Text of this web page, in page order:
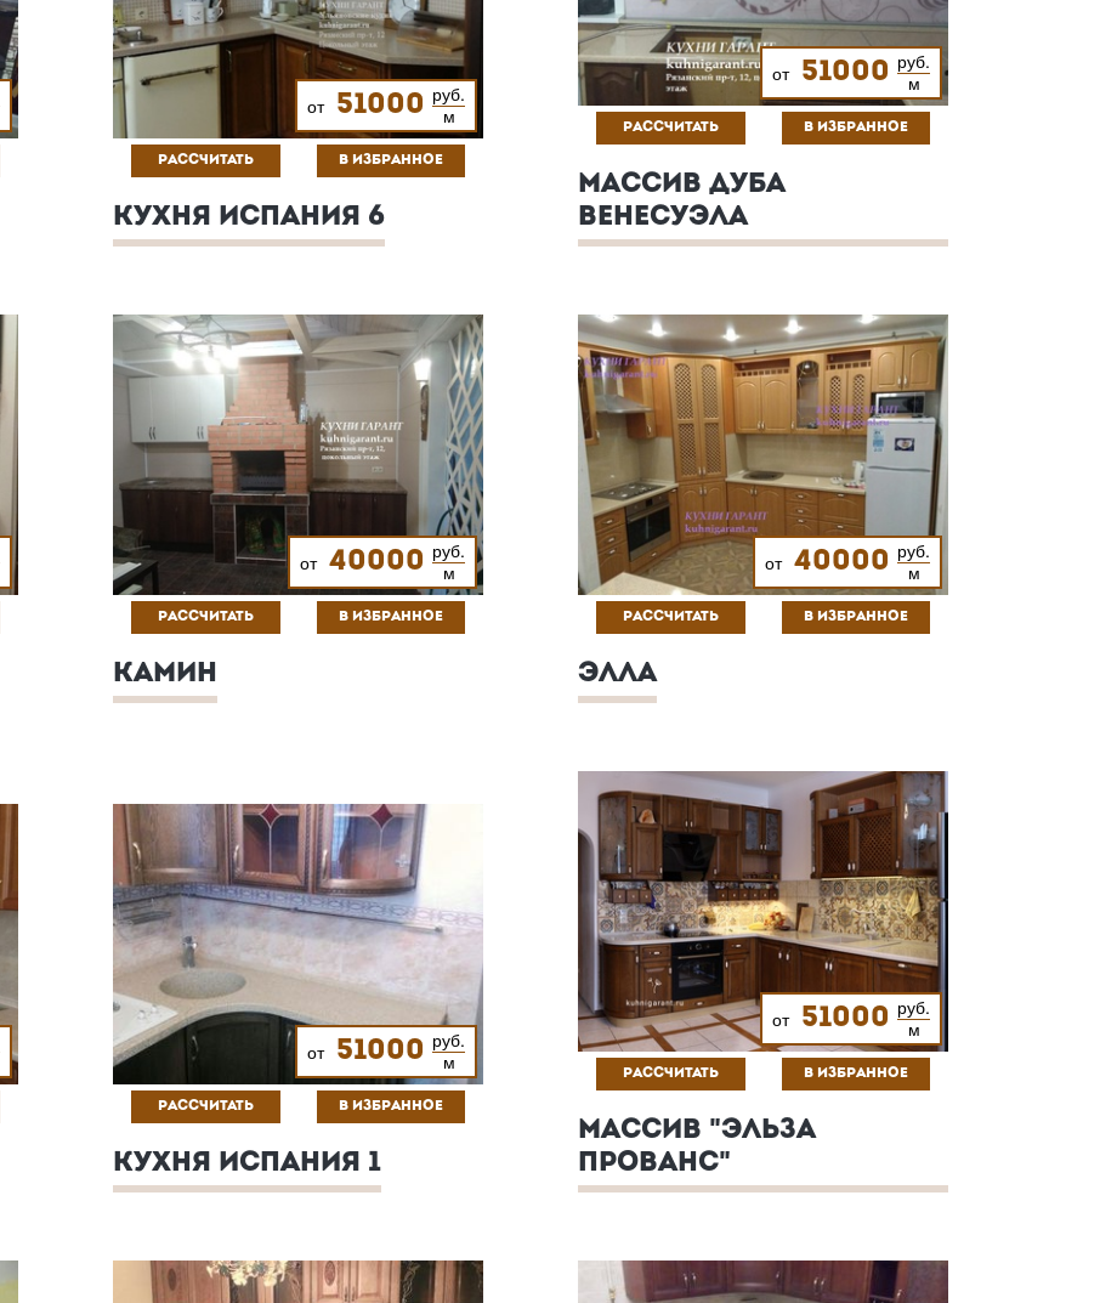
от 51000 руб.
м
РАССЧИТАТЬ В ИЗБРАННОЕ
КУХНЯ ИСПАНИЯ 6
от 51000 руб.
м
РАССЧИТАТЬ В ИЗБРАННОЕ
МАССИВ ДУБА
ВЕНЕСУЭЛА
от 40000 руб.
м
РАССЧИТАТЬ В ИЗБРАННОЕ
КАМИН
от 40000 руб.
м
РАССЧИТАТЬ В ИЗБРАННОЕ
ЭЛЛА
от 51000 руб.
м
РАССЧИТАТЬ В ИЗБРАННОЕ
КУХНЯ ИСПАНИЯ 1
от 51000 руб.
м
РАССЧИТАТЬ В ИЗБРАННОЕ
МАССИВ "ЭЛЬЗА
ПРОВАНС"